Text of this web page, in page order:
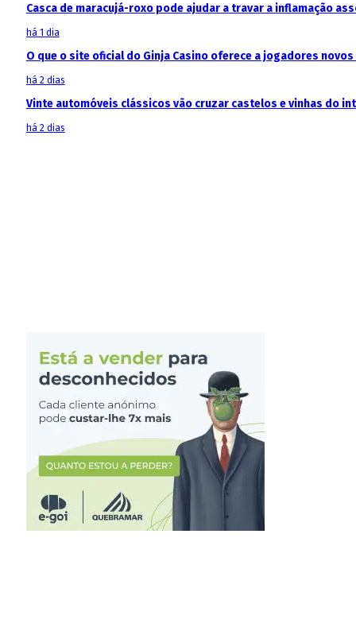
Casca de maracujá-roxo pode ajudar a travar a inflamação
há 1 dia
O que o site oficial do Ginja Casino oferece a jogadores
há 2 dias
Vinte automóveis clássicos vão cruzar castelos e vinhas do
há 2 dias